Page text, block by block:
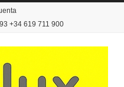
+34 619 711 900